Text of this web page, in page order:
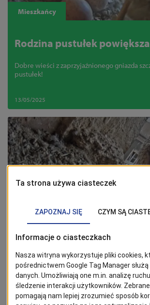
Mieszkańcy
Rodzina pustułek
Dobre wieści z zaprzyjaźnionego gniazda
pustułek!
13/05/2025
Wielkanocne (?) jajo w
Miejskim
W gnieździe zaprzyjaźnionych pustułek
jajo!
10/04/2025